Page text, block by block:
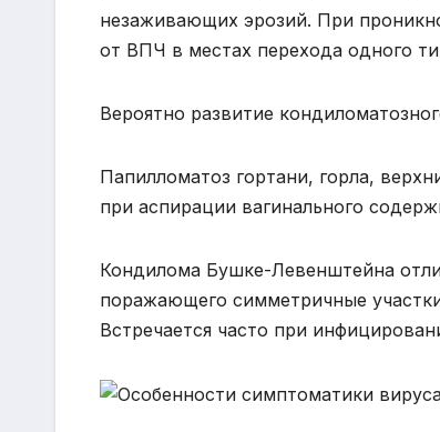
незаживающих эрозий. При
от ВПЧ в местах перехода одного
Вероятно развитие
Папилломатоз гортани, горла,
при аспирации вагинального
Кондилома Бушке-Левенштейна
поражающего симметричные
Встречается часто при